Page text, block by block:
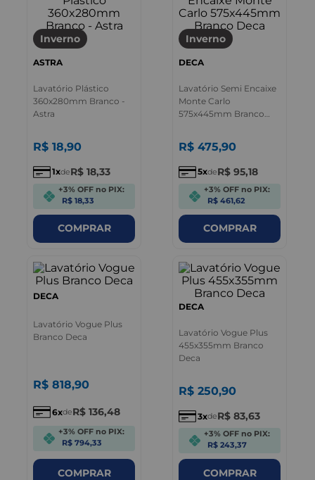
Inverno
ASTRA
Lavatório Plástico
360x280mm Branco -
Astra
R$ 18,90
1 deR$ 18,33
+3% OFF no PIX:
R$ 18,33
COMPRAR
Inverno
DECA
Lavatório Semi Encaixe
Monte Carlo
575x445mm Branco
R$ 475,90
5 deR$ 95,18
+3% OFF no PIX:
R$ 461,62
COMPRAR
DECA
Lavatório Vogue Plus
Branco Deca
R$ 818,90
6 deR$ 136,48
+3% OFF no PIX:
R$ 794,33
COMPRAR
DECA
Lavatório Vogue Plus
455x355mm Branco
Deca
R$ 250,90
3 deR$ 83,63
+3% OFF no PIX:
R$ 243,37
COMPRAR